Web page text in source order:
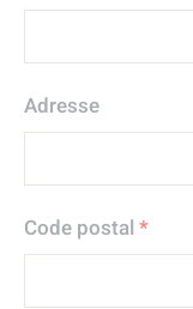
Adresse
Code postal *